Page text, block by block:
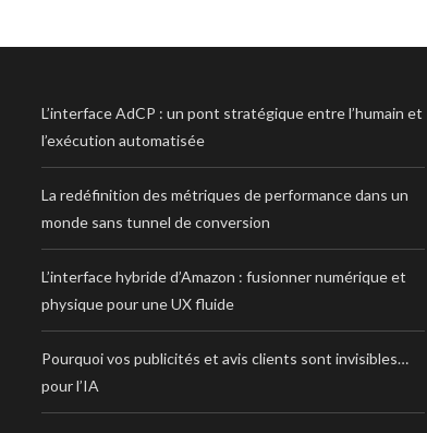
L’interface AdCP : un pont stratégique entre l’humain et
l’exécution automatisée
La redéfinition des métriques de performance dans un
monde sans tunnel de conversion
L’interface hybride d’Amazon : fusionner numérique et
physique pour une UX fluide
Pourquoi vos publicités et avis clients sont invisibles…
pour l’IA